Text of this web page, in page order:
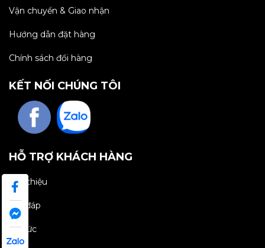
Vận chuyển & Giao nhận
Hướng dẫn đặt hàng
Chính sách đổi hàng
KẾT NỐI CHÚNG TÔI
HỖ TRỢ KHÁCH HÀNG
Giới thiệu
Hỏi đáp
Tin tức